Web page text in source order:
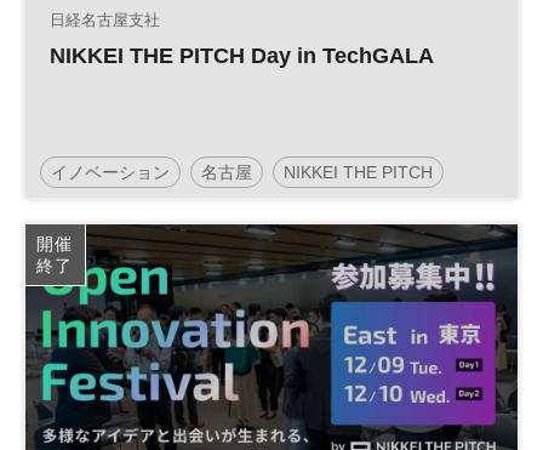
日経名古屋支社
NIKKEI THE PITCH Day in TechGALA
イノベーション 名古屋 NIKKEI THE PITCH
スタートアップ 参加無料
オープンイノベーション
開催
終了